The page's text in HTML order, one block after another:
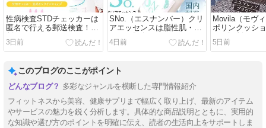
性病検査STDチェッカーは
匿名で行える郵送検査！評
判もよくおすすめ？
3日前
SNo.（エスナンバー）クリ
アエッセンスは脂性肌・オ
イリー肌向け！？
4日前
Movila（モヴ
ポリンクッシ
でも評判？
5日前
このブログのここがポイント
多彩なジャンルを横断した専門情報紹介
フィットネスから美容、健康サプリまで幅広く取り上げ、最新のアイテム
やサービスの魅力を鋭く分析します。具体的な商品説明とともに、実用的
な知識や選び方のポイントを明確に伝え、読者の生活向上をサポートしま